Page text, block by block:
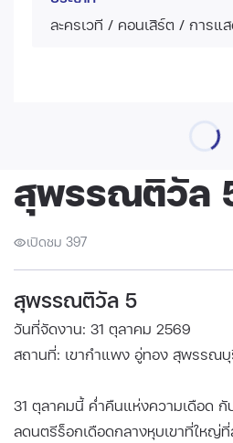
ละครเวที / คอนเสิร์ต / การแ
สุพรรณติวัล
เปิดชม 397
สุพรรณติวัล 5
วันที่จัดงาน: 31 ตุลาคม 2569
สถานที่: เขากำแพง อู่ทอง สุพรรณ
31 ตุลาคมนี้ ค่ำคืนแห่งความเดือด กั
ลดนตรีร็อกเดือดกลางหุบเขาที่ใหญ่